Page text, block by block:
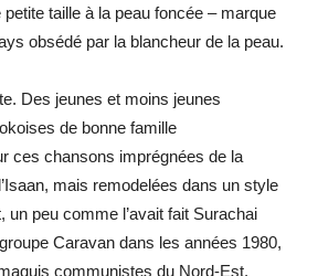
taille à la peau foncée – marque
obsédé par la blancheur de la peau.
Des jeunes et moins jeunes
de bonne famille
ces chansons imprégnées de la
mais remodelées dans un style
un peu comme l’avait fait Surachai
Caravan dans les années 1980,
communistes du Nord-Est.